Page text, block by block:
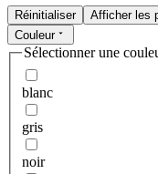
Réinitialiser
Afficher les
Couleur
Sélectionner une
blanc
gris
noir